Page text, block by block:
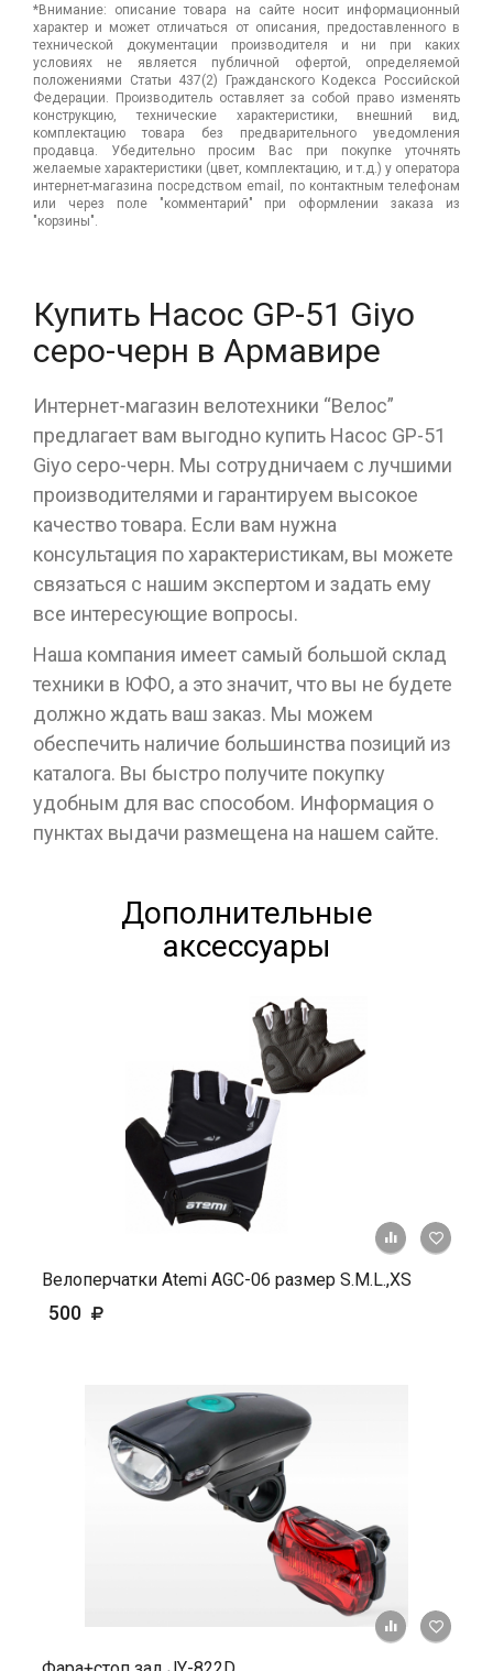
*Внимание: описание товара на сайте носит информационный
характер и может отличаться от описания, предоставленного в
технической документации производителя и ни при каких
условиях не является публичной офертой, определяемой
положениями Статьи 437(2) Гражданского Кодекса Российской
Федерации. Производитель оставляет за собой право изменять
конструкцию, технические характеристики, внешний вид,
комплектацию товара без предварительного уведомления
продавца. Убедительно просим Вас при покупке уточнять
желаемые характеристики (цвет, комплектацию, и т.д.) у оператора
интернет-магазина посредством email, по контактным телефонам
или через поле "комментарий" при оформлении заказа из
"корзины".
Купить Насос GP-51 Giyo
серо-черн в Армавире
Интернет-магазин велотехники “Велос”
предлагает вам выгодно купить Насос GP-51
Giyo серо-черн. Мы сотрудничаем с лучшими
производителями и гарантируем высокое
качество товара. Если вам нужна
консультация по характеристикам, вы можете
связаться с нашим экспертом и задать ему
все интересующие вопросы.
Наша компания имеет самый большой склад
техники в ЮФО, а это значит, что вы не будете
должно ждать ваш заказ. Мы можем
обеспечить наличие большинства позиций из
каталога. Вы быстро получите покупку
удобным для вас способом. Информация о
пунктах выдачи размещена на нашем сайте.
Дополнительные
аксессуары
+ К
Велоперчатки Atemi AGC-06 размер S.M.L.,ХS
500
+ К